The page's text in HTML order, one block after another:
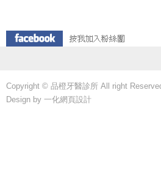
Copyright © 品橙牙醫診所 All right
Design by 一化網頁設計